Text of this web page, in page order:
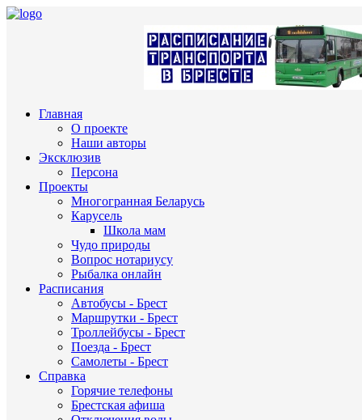
Главная
О проекте
Наши авторы
Эксклюзив
Персона
Проекты
Многогранная Беларусь
Карусель
Школа мам
Чудо природы
Вопрос нотариусу
Рыбалка онлайн
Расписания
Автобусы - Брест
Маршрутки - Брест
Троллейбусы - Брест
Поезда - Брест
Самолеты - Брест
Справка
Горячие телефоны
Брестская афиша